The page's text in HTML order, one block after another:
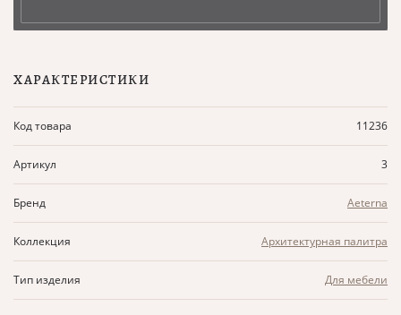
ХАРАКТЕРИСТИКИ
Код товара 11236
Артикул 3
Бренд Aeterna
Коллекция Архитектурная палитра
Тип изделия Для мебели